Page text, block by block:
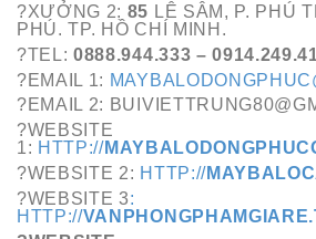
?XƯỞNG 2: 85 LÊ SÂM, P. PHÚ
PHÚ. TP. HỒ CHÍ MINH.
?TEL:0888.944.333 –
?EMAIL 1:
?EMAIL 2:
?WEBSITE
1: HTTP://
?WEBSITE 2: HTTP://
?WEBSITE 3:
HTTP://